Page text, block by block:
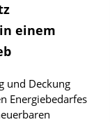
einem
und Deckung
Energiebedarfes